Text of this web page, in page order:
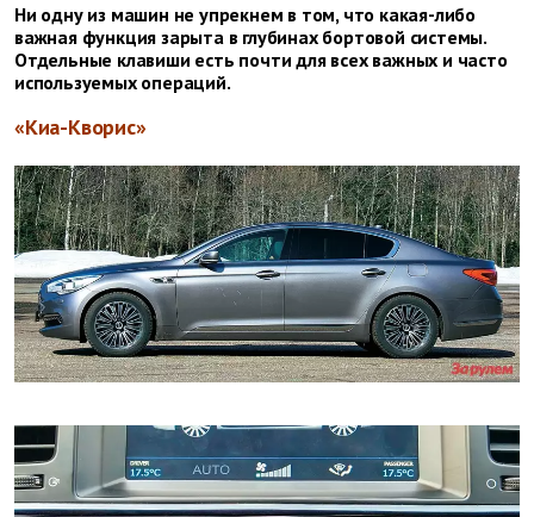
Ни одну из машин не упрекнем в том, что какая-либо
важная функция зарыта в глубинах бортовой системы.
Отдельные клавиши есть почти для всех важных и часто
используемых операций.
«Киа-Кворис»